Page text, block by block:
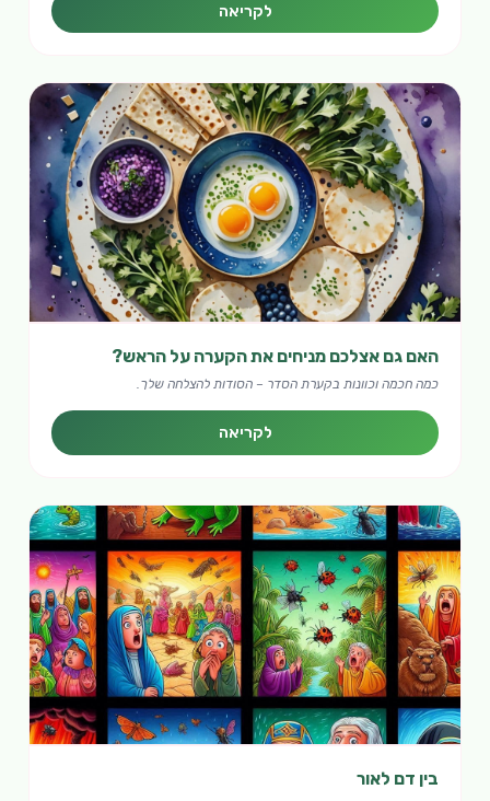
לקריאה
האם גם אצלכם מניחים את הקערה על הראש?
כמה חכמה וכוונות בקערת הסדר – הסודות להצלחה שלך.
לקריאה
בין דם לאור